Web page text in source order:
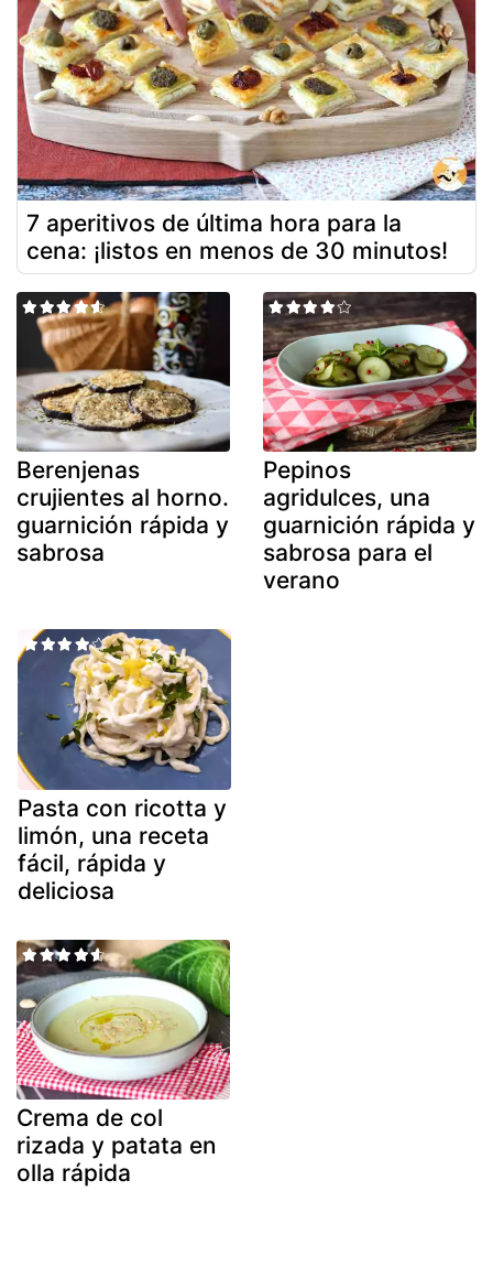
7 aperitivos de última hora para la
cena: ¡listos en menos de 30 minutos!
Berenjenas
crujientes al horno.
guarnición rápida y
sabrosa
Pepinos
agridulces, una
guarnición rápida y
sabrosa para el
verano
Pasta con ricotta y
limón, una receta
fácil, rápida y
deliciosa
Crema de col
rizada y patata en
olla rápida